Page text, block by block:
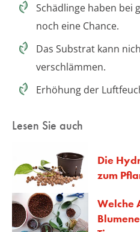
Schädlinge haben bei
noch eine Chance.
Das Substrat kann
verschlämmen.
Erhöhung der
Lesen Sie auch
Die
zum
Welche